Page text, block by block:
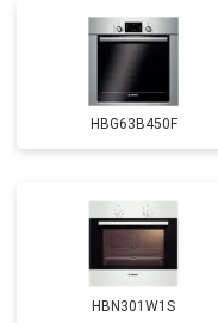
HBG63B450F
HBN301W1S